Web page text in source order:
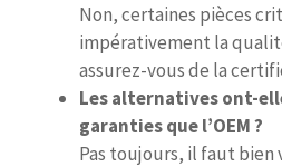
Non, certaines pièces
impérativement la
assurez-vous de la
Les alternatives ont-
garanties que l’OEM ?
Pas toujours, il faut